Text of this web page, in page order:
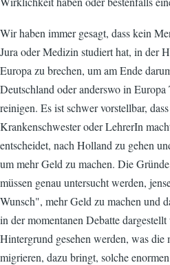
Wir haben immer gesagt, dass kein
Jura oder Medizin studiert hat, in der
Europa zu brechen, um am Ende
Deutschland oder anderswo in
reinigen. Es ist schwer vorstellbar,
Krankenschwester oder LehrerIn
entscheidet, nach Holland zu gehen
um mehr Geld zu machen. Die
müssen genau untersucht werden,
Wunsch", mehr Geld zu machen und
in der momentanen Debatte
Hintergrund gesehen werden, was die
migrieren, dazu bringt, solche